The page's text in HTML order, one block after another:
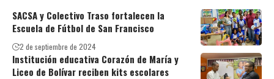
SACSA y Colectivo Traso fortalecen la
Escuela de Fútbol de San Francisco
2 de septiembre de 2024
Institución educativa Corazón de María y
Liceo de Bolívar reciben kits escolares